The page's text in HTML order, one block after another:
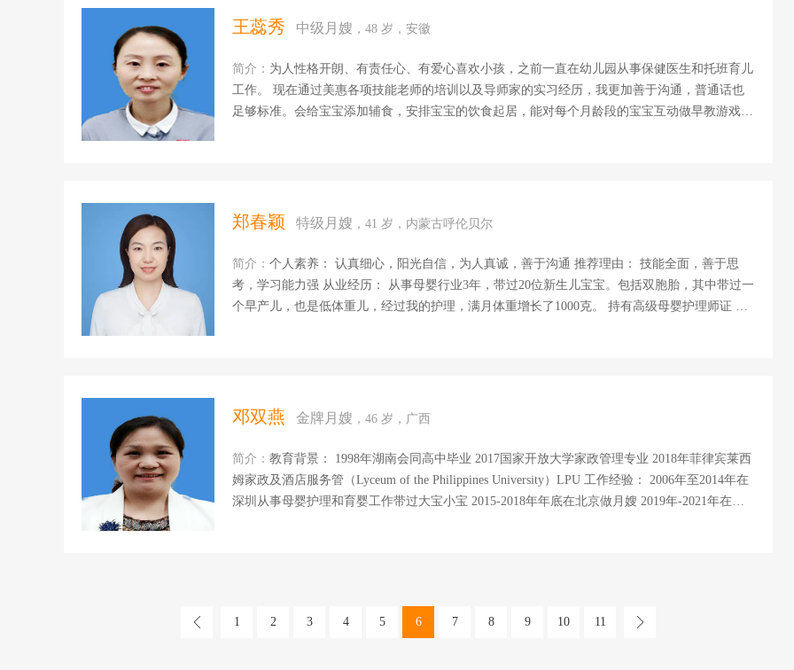
通与调理。4年多的时间里，用我的专业和我的实际行动得到宝妈妈及家人的好评和高度认可。
王蕊秀 中级月嫂 ，48 岁，安徽
简介： 为人性格开朗、有责任心、有爱心喜欢小孩，之前一直在幼儿园从事保健医生和托班育儿
工作。 现在通过美惠各项技能老师的培训以及导师家的实习经历，我更加善于沟通，普通话也
足够标准。会给宝宝添加辅食，安排宝宝的饮食起居，能对每个月龄段的宝宝互动做早教游戏，
郑春颖 特级月嫂 ，41 岁，内蒙古呼伦贝尔
简介： 个人素养： 认真细心，阳光自信，为人真诚，善于沟通 推荐理由： 技能全面，善于思
考，学习能力强 从业经历： 从事母婴行业3年，带过20位新生儿宝宝。包括双胞胎，其中带过一
个早产儿，也是低体重儿，经过我的护理，满月体重增长了1000克。 持有高级母婴护理师证 ，
邓双燕 金牌月嫂 ，46 岁，广西
简介： 教育背景： 1998年湖南会同高中毕业 2017国家开放大学家政管理专业 2018年菲律宾莱西
姆家政及酒店服务管（Lyceum of the Philippines University）LPU 工作经验： 2006年至2014年在
深圳从事母婴护理和育婴工作带过大宝小宝 2015-2018年年底在北京做月嫂 2019年-2021年在天
观 热情 诚信 钻研 上进！ 爱学习 ...
1
2 3 4 5 6 7 8 9 10 11